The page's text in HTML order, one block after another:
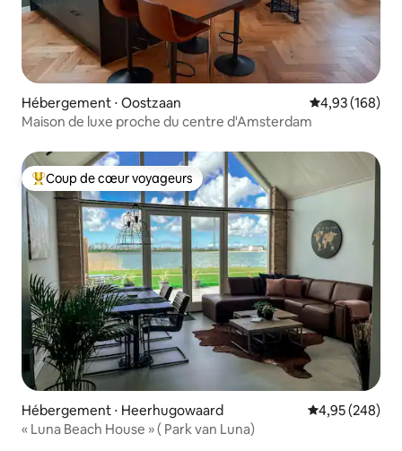
Hébergement ⋅ Oostzaan Évaluation
4,93 (168)
Maison de luxe proche du centre d'Amsterdam
Coups de cœur voyageurs les plus appréciés
Coup de cœur voyageurs
Hébergement ⋅ Heerhugowaard Évaluation
4,95 (248)
« Luna Beach House » ( Park van Luna)